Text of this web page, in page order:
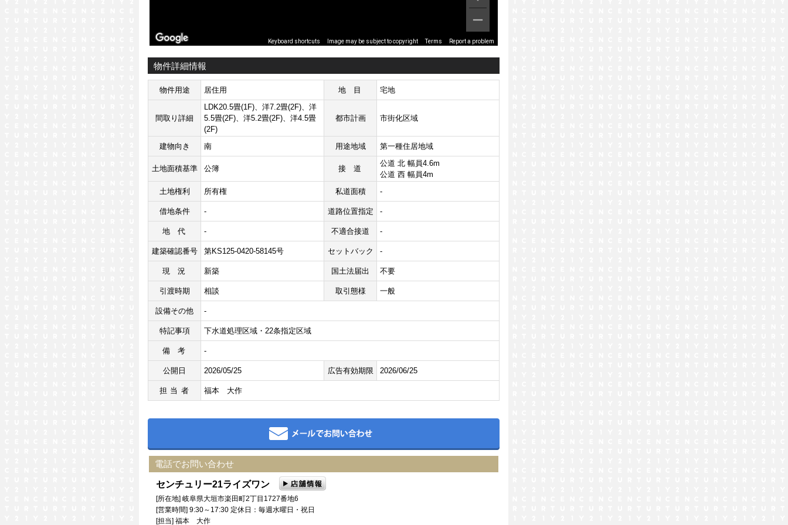
Keyboard shortcuts Image may be subject to copyright Terms Report a problem
物件詳細情報
物件用途 居住用 地目 宅地
間取り詳細
LDK20.5畳(1F)、洋7.2畳(2F)、洋
5.5畳(2F)、洋5.2畳(2F)、洋4.5畳
(2F)
都市計画 市街化区域
建物向き 南 用途地域 第一種住居地域
土地面積基準 公簿 接道
公道 北 幅員4.6m
公道 西 幅員4m
土地権利
所有権 私道面積 -
借地条件 - 道路位置指定 -
地代 - 不適合接道 -
建築確認番号 第KS125-0420-58145号 セットバック -
現況 新築 国土法届出 不要
引渡時期 相談 取引態様 一般
設備その他 -
特記事項 下水道処理区域・22条指定区域
備考 -
公開日 2026/05/25 広告有効期限 2026/06/25
担当者 福本 大作
電話でお問い合わせ
センチュリー21ライズワン
[所在地] 岐阜県大垣市楽田町2丁目1727番地6
[営業時間] 9:30～17:30 定休日：毎週水曜日・祝日
[担当] 福本 大作